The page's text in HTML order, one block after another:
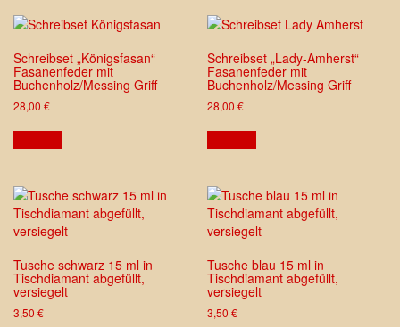
Schreibset „Königsfasan“
Fasanenfeder mit
Buchenholz/Messing Griff
28,00 €
Schreibset „Lady-Amherst“
Fasanenfeder mit
Buchenholz/Messing Griff
28,00€
Tusche schwarz 15 ml in
Tischdiamant abgefüllt,
versiegelt
3,50 €
Tusche blau 15 ml in
Tischdiamant abgefüllt,
versiegelt
3,50€